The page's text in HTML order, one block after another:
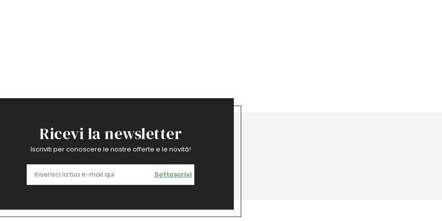
Ricevi la newsletter
Iscriviti per conoscere le nostre offerte e le novità!
Sottoscrivi